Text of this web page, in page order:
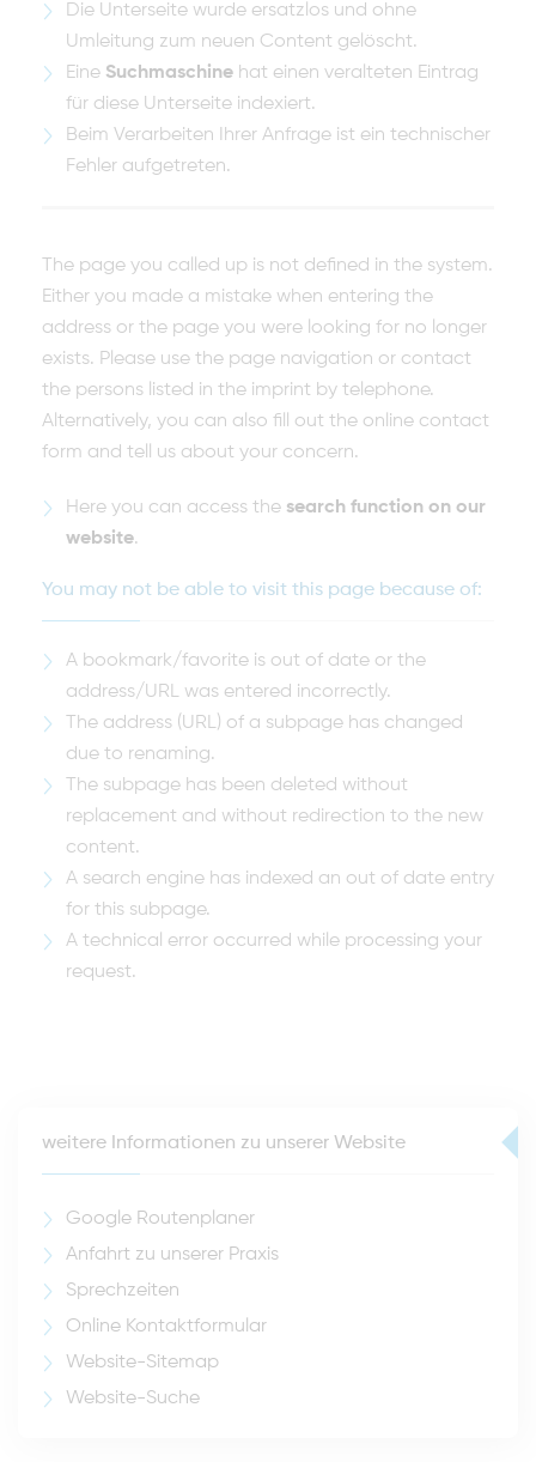
Die Unterseite wurde ersatzlos und ohne
Umleitung zum neuen Content gelöscht.
Eine Suchmaschine hat einen veralteten Eintrag
für diese Unterseite indexiert.
Beim Verarbeiten Ihrer Anfrage ist ein technischer
Fehler aufgetreten.
The page you called up is not defined in the system.
Either you made a mistake when entering the
address or the page you were looking for no longer
exists. Please use the page navigation or contact
the persons listed in the imprint by telephone.
Alternatively, you can also fill out the online contact
form and tell us about your concern.
Here you can access the search function on our
website.
You may not be able to visit this page because of:
A bookmark/favorite is out of date or the
address/URL was entered incorrectly.
The address (URL) of a subpage has changed
due to renaming.
The subpage has been deleted without
replacement and without redirection to the new
content.
A search engine has indexed an out of date entry
for this subpage.
A technical error occurred while processing your
request.
weitere Informationen zu unserer Website
Google Routenplaner
Anfahrt zu unserer Praxis
Sprechzeiten
Online Kontaktformular
Website-Sitemap
Website-Suche